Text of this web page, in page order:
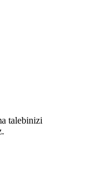
talebinizi